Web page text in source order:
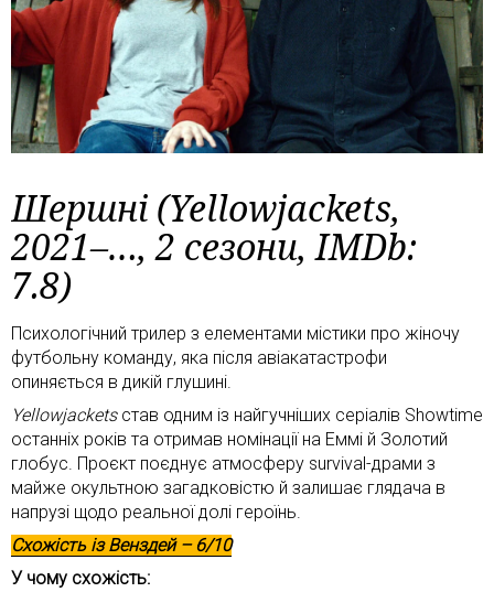
Шершні (Yellowjackets,
2021–…, 2 сезони, IMDb:
7.8)
Психологічний трилер з елементами містики про жіночу
футбольну команду, яка після авіакатастрофи
опиняється в дикій глушині.
Yellowjacketsстав одним із найгучніших серіалів Showtime
останніх років та отримав номінації на Еммі й Золотий
глобус. Проєкт поєднує атмосферу survival-драми з
майже окультною загадковістю й залишає глядача в
напрузі щодо реальної долі героїнь.
Схожість ізВенздей– 6/10
У чому схожість: